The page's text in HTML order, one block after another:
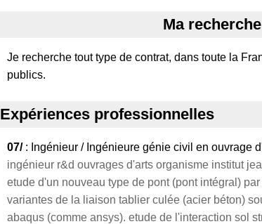
Ma recherche
Je recherche tout type de contrat, dans toute la
publics.
Expériences professionnelles
07/: Ingénieur / Ingénieure génie civil en ouvrage
ingénieur r&d ouvrages d'arts organisme institut
etude d'un nouveau type de pont (pont intégral)
variantes de la liaison tablier culée (acier béton)
abaqus (comme ansys). etude de l'interaction sol